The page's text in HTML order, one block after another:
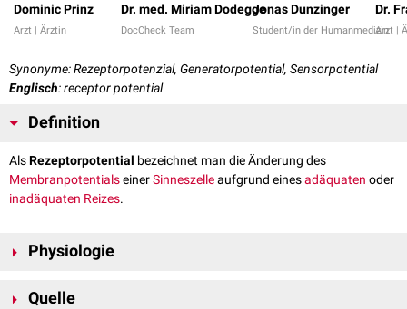
Dominic Prinz
Arzt | Ärztin
Dr. med. Miriam Dodegge
DocCheck Team
Jonas Dunzinger
Student/in der Humanmedizin
Dr.
Arzt |
Synonyme: Rezeptorpotenzial, Generatorpotential, Sensorpotential
Englisch: receptor potential
Definition
AlsRezeptorpotential bezeichnet man die Änderung des
MembranpotentialseinerSinneszelleaufgrund einesadäquaten oder
inadäquaten Reizes.
Physiologie
folgen, ist die
Quelle